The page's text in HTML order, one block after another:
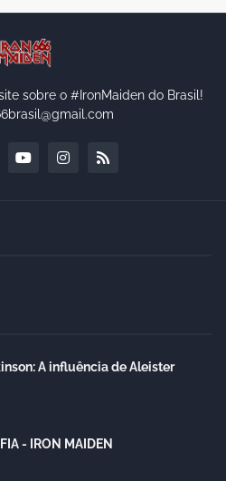
sobre o #IronMaiden do Brasil!
A influência de Aleister
- IRON MAIDEN